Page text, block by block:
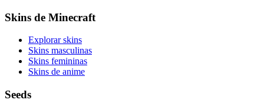
Skins de Minecraft
Explorar skins
Skins masculinas
Skins femininas
Skins de anime
Seeds